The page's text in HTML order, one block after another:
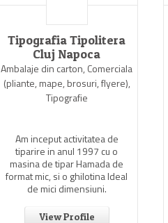
Tipografia Tipolitera
Cluj Napoca
Ambalaje din carton, Comerciala
(pliante, mape, brosuri, flyere),
Tipografie
Am inceput activitatea de
tiparire in anul 1997 cu o
masina de tipar Hamada de
format mic, si o ghilotina Ideal
de mici dimensiuni.
View Profile